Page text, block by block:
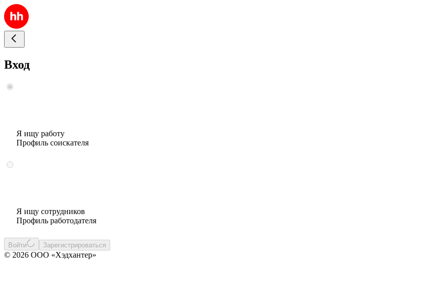
Вход
Я ищу работу
Профиль соискателя
Я ищу сотрудников
Профиль работодателя
Войти Зарегистрироваться
© 2026 ООО «Хэдхантер»